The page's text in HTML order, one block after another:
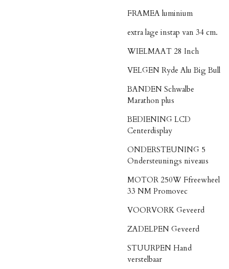
FRAMEA luminium
extra lage instap van 34 cm.
WIELMAAT 28 Inch
VELGEN Ryde Alu Big Bull
BANDEN Schwalbe
Marathon plus
BEDIENING LCD
Centerdisplay
ONDERSTEUNING 5
Ondersteunings niveaus
MOTOR 250W Ffreewheel
33 NM Promovec
VOORVORK Geveerd
ZADELPEN Geveerd
STUURPEN Hand
verstelbaar